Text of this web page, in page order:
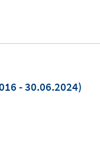
- 30.06.2024)